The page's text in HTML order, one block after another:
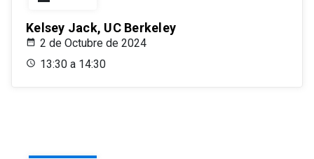
Kelsey Jack, UC Berkeley
2 de Octubre de 2024
13:30 a 14:30